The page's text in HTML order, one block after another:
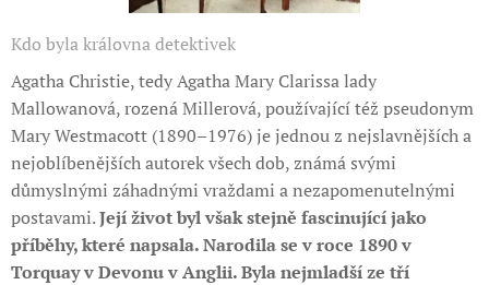
Kdo byla královna detektivek
Agatha Christie, tedy Agatha Mary Clarissa lady
Mallowanová, rozená Millerová, používající též pseudonym
Mary Westmacott (1890–1976) je jednou z nejslavnějších a
nejoblíbenějších autorek všech dob, známá svými
důmyslnými záhadnými vraždami a nezapomenutelnými
postavami.Její život byl však stejně fascinující jako
příběhy, které napsala. Narodila se v roce 1890 v
Torquay v Devonu v Anglii. Byla nejmladší ze tří